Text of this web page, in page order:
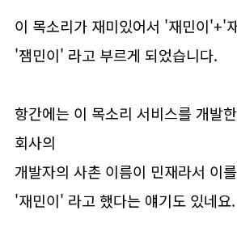
이 목소리가 재미있어서 '재민이'+'
'잼민이' 라고 부르게 되었습니다.
항간에는 이 목소리 서비스를 개발
회사의
개발자의 사촌 이름이 민재라서 이
'재민이' 라고 했다는 얘기도 있네요.